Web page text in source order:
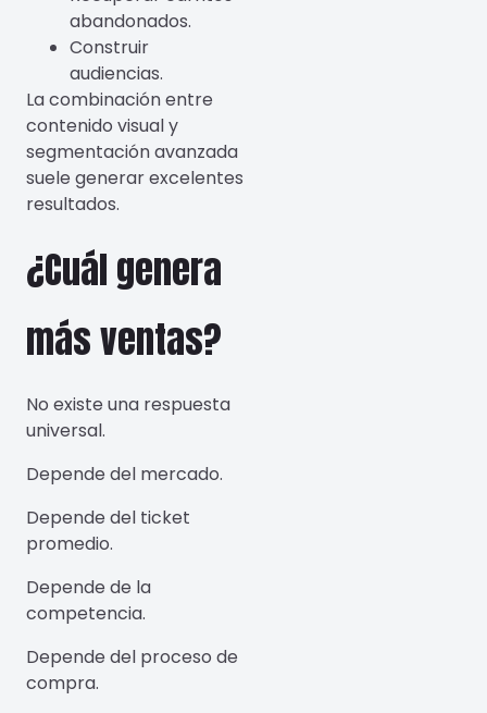
abandonados.
Construir
audiencias.
La combinación entre
contenido visual y
segmentación avanzada
suele generar excelentes
resultados.
¿Cuál genera
más ventas?
No existe una respuesta
universal.
Depende del mercado.
Depende del ticket
promedio.
Depende de la
competencia.
Depende del proceso de
compra.